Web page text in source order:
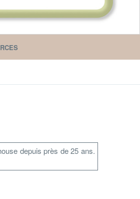
depuis près de 25 ans.